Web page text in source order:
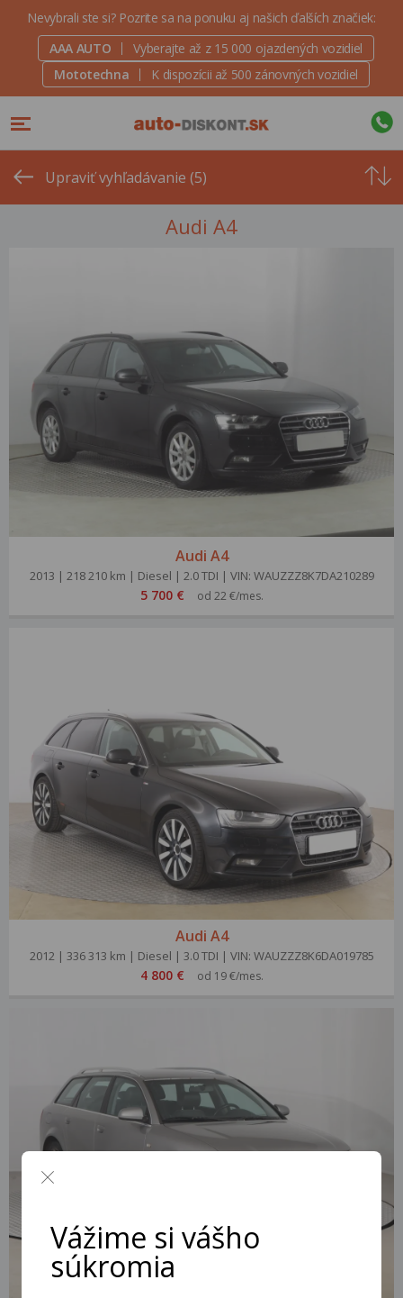
Nevybrali ste si? Pozrite sa na ponuku aj našich ďalších značiek:
AAA AUTO
Vyberajte až z 15 000 ojazdených vozidiel
Mototechna
K dispozícii až 500 zánovných vozidiel
Upraviť vyhľadávanie (5)
ceny
Audi A4
Audi A4
2013 | 218 210 km | Diesel | 2.0 TDI | VIN: WAUZZZ8K7DA210289
5 700 € od 22 €/mes.
Audi A4
2012 | 336 313 km | Diesel | 3.0 TDI | VIN: WAUZZZ8K6DA019785
4 800 € od 19 €/mes.
Vážime si vášho
súkromia